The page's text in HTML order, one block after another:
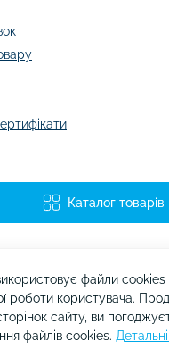
Каталог товарів
kazachok.com.ua ©
файли cookies
роботи користувача.
сайту, ви
файлів cookies.